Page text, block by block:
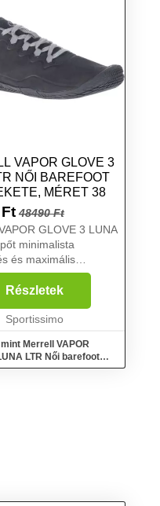
VAPOR GLOVE 3
NŐI BAREFOOT
MÉRET 38
Ft 48490 Ft
GLOVE 3 LUNA
minimalista
és maximális
jellemzi. Felsőrésze
puha bőrből készült,
talpa olyan
mintha mezítláb...
Részletek
Sportissimo
Merrell VAPOR
LTR Női barefoot
méret 38